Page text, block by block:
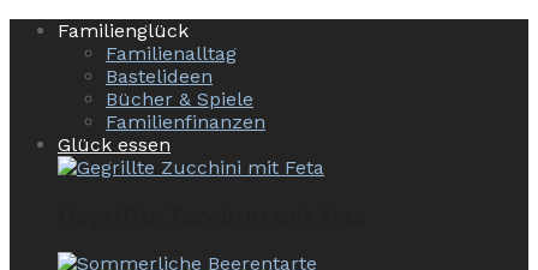
Familienglück
Familienalltag
Bastelideen
Bücher & Spiele
Familienfinanzen
Glück essen